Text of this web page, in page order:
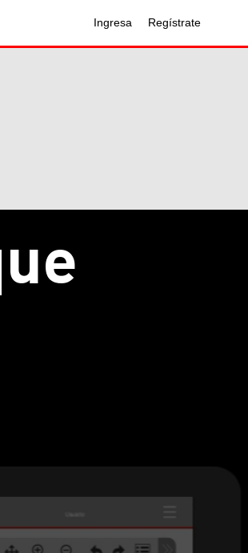
Ingresa Regístrate